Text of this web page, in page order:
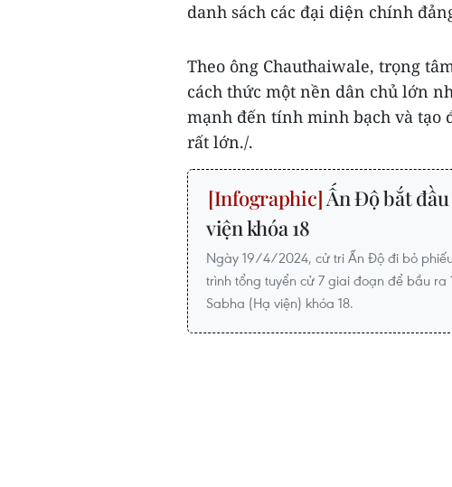
danh sách các đại diện chính
Theo ông Chauthaiwale, trọng
cách thức một nền dân chủ lớn
mạnh đến tính minh bạch và tạo
rất lớn./.
Ấn Độ bắt
viện khóa 18
Ngày 19/4/2024, cử tri Ấn Độ đi bỏ
trình tổng tuyển cử 7 giai đoạn để bầu ra
Sabha (Hạ viện) khóa 18.